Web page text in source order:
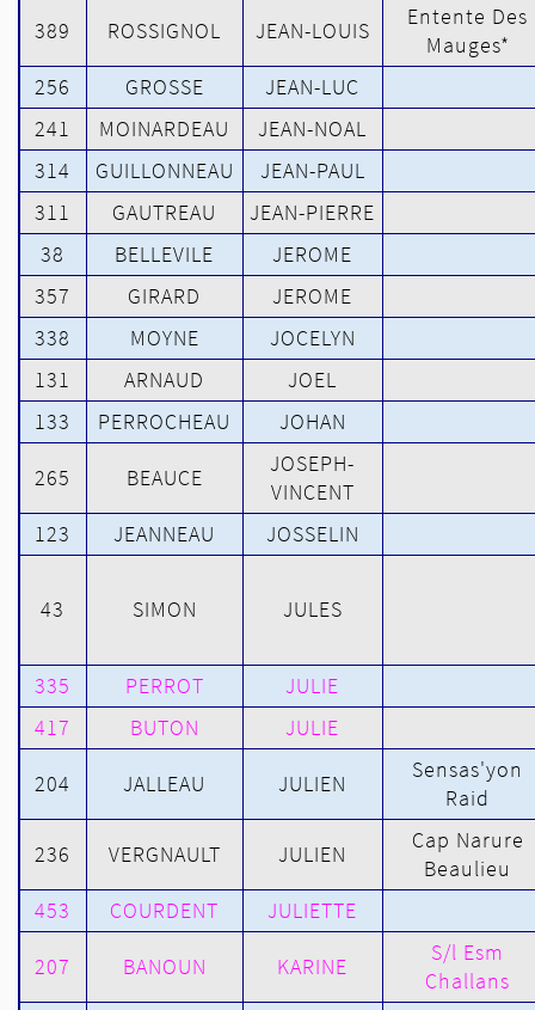
389 ROSSIGNOL JEAN-LOUIS
Entente Des
Mauges*
256
GROSSE
JEAN-LUC
241
MOINARDEAU
JEAN-NOAL
314
GUILLONNEAU
JEAN-PAUL
311
GAUTREAU
JEAN-PIERRE
38
BELLEVILE
JEROME
357
GIRARD
JEROME
338
MOYNE
JOCELYN
131
ARNAUD
JOEL
133
PERROCHEAU JOHAN
265 BEAUCE
JOSEPH-
VINCENT
123
JEANNEAU JOSSELIN
43 SIMON JULES
335 PERROT
JULIE
417
BUTON JULIE
204 JALLEAU JULIEN
Sensas'yon
Raid
236 VERGNAULT JULIEN
Cap Narure
Beaulieu
453
COURDENT JULIETTE
207 BANOUN KARINE
S/l Esm
Challans